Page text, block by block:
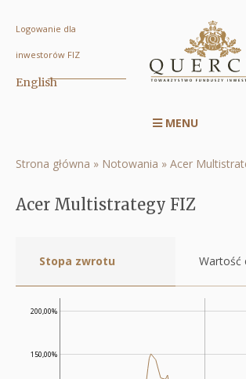
Acer
Multistrategy
FIZ
TFI
S.A.
Logowanie dla
inwestorów FIZ
English
serwisu
MENU
Ścieżka
nawigacyjna
Strona główna Notowania Acer
Acer Multistrategy FIZ
Stopa zwrotu Wartość
150,00%
200,00%